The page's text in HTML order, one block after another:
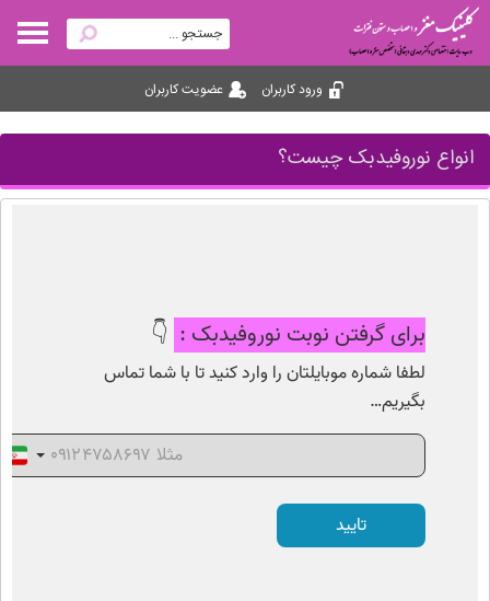
ورود کاربران عضویت کاربران
انواع نوروفیدبک چیست؟